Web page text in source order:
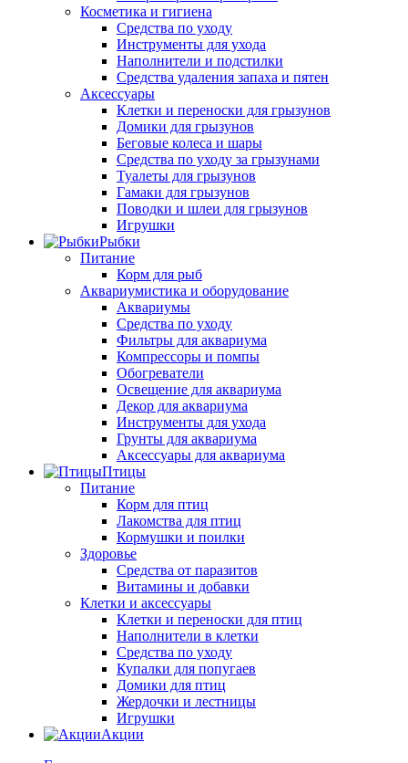
Косметика и гигиена
Средства по уходу
Инструменты для ухода
Наполнители и подстилки
Средства удаления запаха и пятен
Аксессуары
Клетки и переноски для грызунов
Домики для грызунов
Беговые колеса и шары
Средства по уходу за грызунами
Туалеты для грызунов
Гамаки для грызунов
Поводки и шлеи для грызунов
Игрушки
Рыбки
Питание
Корм для рыб
Аквариумистика и оборудование
Аквариумы
Средства по уходу
Фильтры для аквариума
Компрессоры и помпы
Обогреватели
Освещение для аквариума
Декор для аквариума
Инструменты для ухода
Грунты для аквариума
Аксессуары для аквариума
Птицы
Питание
Корм для птиц
Лакомства для птиц
Кормушки и поилки
Здоровье
Средства от паразитов
Витамины и добавки
Клетки и аксессуары
Клетки и переноски для птиц
Наполнители в клетки
Средства по уходу
Купалки для попугаев
Домики для птиц
Жердочки и лестницы
Игрушки
Акции